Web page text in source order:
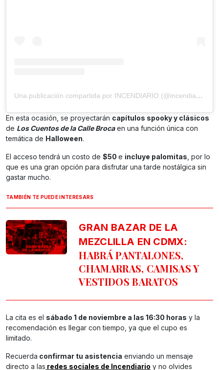
Una publicación compartida por INCENDIARIO (@incendiariomx)
En esta ocasión, se proyectarán capítulos spooky y clásicos
de Los Cuentos de la Calle Brocaen una función única con
temática de Halloween.
El acceso tendrá un costo de $50 e incluye palomitas , por lo
que es una gran opción para disfrutar una tarde nostálgica sin
gastar mucho.
TAMBIÉN TE PUEDE INTERESARS
GRAN BAZAR DE LA
MEZCLILLA EN CDMX:
HABRÁ PANTALONES,
CHAMARRAS, CAMISAS Y
VESTIDOS BARATOS
La cita es el sábado 1 de noviembre a las 16:30 horas y la
recomendación es llegar con tiempo, ya que el cupo es
limitado.
Recuerda confirmar tu asistencia enviando un mensaje
directo a las redes sociales de Incendiario y no olvides